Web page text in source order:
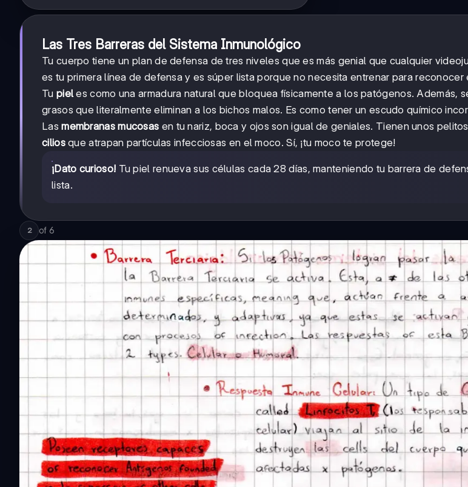
Las Tres Barreras del Sistema Inmunológico
Tu cuerpo tiene un plan de defensa de tres niveles que es más genial que cualquier
es tu primera línea de defensa y es súper lista porque no necesita entrenar para
Tu piel es como una armadura natural que bloquea físicamente a los patógenos. Además,
grasos que literalmente eliminan a los bichos malos. Es como tener un escudo químico
Lasmembranas mucosas en tu nariz, boca y ojos son igual de geniales. Tienen unos
ciliosque atrapan partículas infecciosas en el moco. Sí, ¡tu moco te protege!
¡Dato curioso! Tu piel renueva sus células cada 28 días, manteniendo tu barrera de
lista.
2 of 6